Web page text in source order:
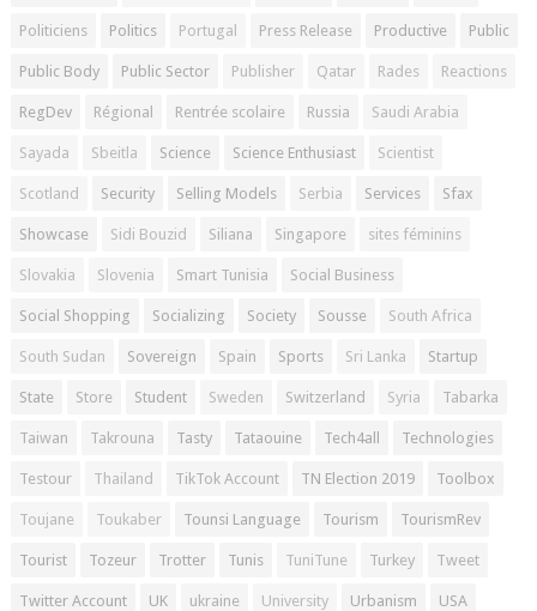
Politiciens Politics Portugal Press Release Productive Public
Public Body Public Sector Publisher Qatar Rades Reactions
RegDev Régional Rentrée scolaire Russia Saudi Arabia
Sayada Sbeitla Science Science Enthusiast Scientist
Scotland Security Selling Models Serbia Services Sfax
Showcase Sidi Bouzid Siliana Singapore sites féminins
Slovakia Slovenia Smart Tunisia Social Business
Social Shopping Socializing Society Sousse South Africa
South Sudan Sovereign Spain Sports Sri Lanka Startup
State Store Student Sweden Switzerland Syria Tabarka
Taiwan Takrouna Tasty Tataouine Tech4all Technologies
Testour Thailand TikTok Account TN Election 2019 Toolbox
Toujane Toukaber Tounsi Language Tourism TourismRev
Tourist Tozeur Trotter Tunis TuniTune Turkey Tweet
Twitter Account UK ukraine University Urbanism USA